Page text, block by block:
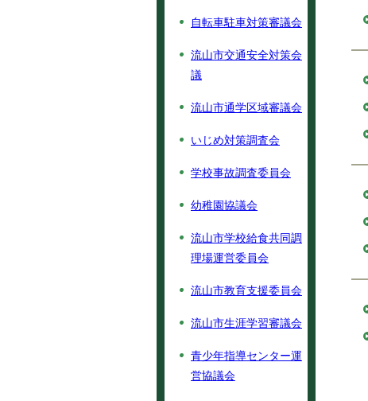
自転車駐車対策審議会
流山市交通安全対策会
議
流山市通学区域審議会
いじめ対策調査会
学校事故調査委員会
幼稚園協議会
流山市学校給食共同調
理場運営委員会
流山市教育支援委員会
流山市生涯学習審議会
青少年指導センター運
営協議会